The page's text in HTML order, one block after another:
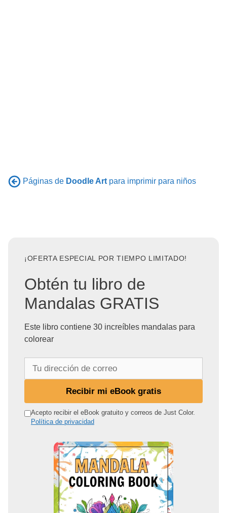
Páginas de Doodle Art para imprimir para niños
¡OFERTA ESPECIAL POR TIEMPO LIMITADO!
Obtén tu libro de
Mandalas GRATIS
Este libro contiene 30 increíbles mandalas para
colorear
r
Recibir mi eBook gratis
Acepto recibir el eBook gratuito y correos de Just Color.
Política de privacidad